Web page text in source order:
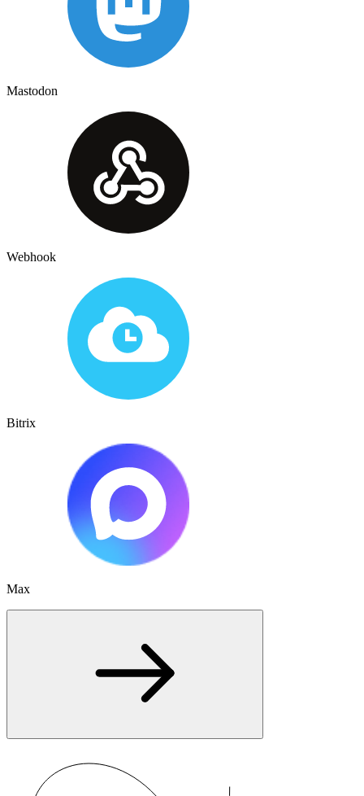
Mastodon
Webhook
Bitrix
Max